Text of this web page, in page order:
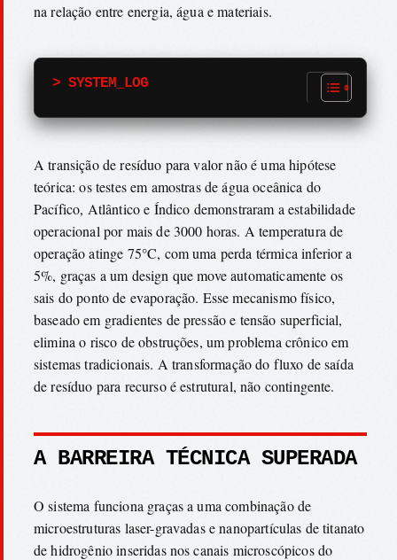
na relação entre energia, água e materiais.
> SYSTEM_LOG
A transição de resíduo para valor não é uma hipótese
teórica: os testes em amostras de água oceânica do
Pacífico, Atlântico e Índico demonstraram a estabilidade
operacional por mais de 3000 horas. A temperatura de
operação atinge 75°C, com uma perda térmica inferior a
5%, graças a um design que move automaticamente os
sais do ponto de evaporação. Esse mecanismo físico,
baseado em gradientes de pressão e tensão superficial,
elimina o risco de obstruções, um problema crônico em
sistemas tradicionais. A transformação do fluxo de saída
de resíduo para recurso é estrutural, não contingente.
A BARREIRA TÉCNICA SUPERADA
O sistema funciona graças a uma combinação de
microestruturas laser-gravadas e nanopartículas de titanato
de hidrogênio inseridas nos canais microscópicos do